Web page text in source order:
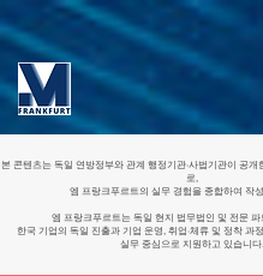
본 콘텐츠는 독일 연방정부와 관계 행정기관·사법기관이 공
로,
엠 프랑크푸르트의 실무 경험을 종합하여 작
엠 프랑크푸르트는 독일 현지 법무법인 및 전문
한국 기업의 독일 진출과 기업 운영, 취업·체류 및 정착 과
실무 중심으로 지원하고 있습니다.